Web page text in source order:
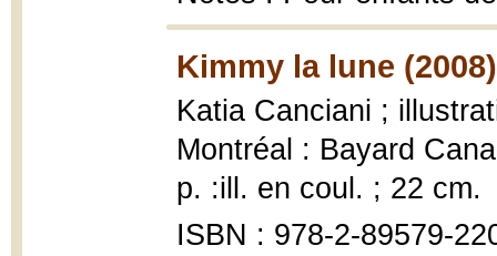
Kimmy la lune (2008)
Katia Canciani ;
Montréal : Bayard
p. :ill. en coul. ; 22 cm.
ISBN : 978-2-89579-